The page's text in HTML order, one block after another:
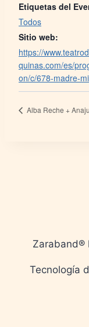
Etiquetas del
Todos
Sitio web:
https://
quinas.com/es/
on/c/678-madre-
Alba Reche + Anaju
Zaraband®
Tecnología